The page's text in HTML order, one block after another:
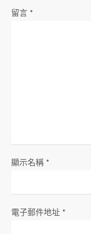
留言*
顯示名稱*
電子郵件地址*